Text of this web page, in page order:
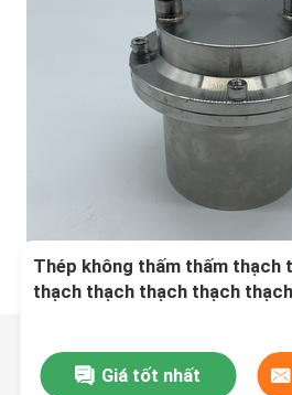
Thép không thấm thấm thạch
thạch thạch thạch thạch
Giá tốt nhất